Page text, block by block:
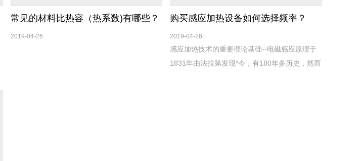
常见的材料比热容（热系数)有哪些？
2019-04-26
购买感应加热设备如何选择频率？
2019-04-26
感应加热技术的重要理论基础--电磁感应原理于
1831年由法拉第发现*今，有180年多历史，然而